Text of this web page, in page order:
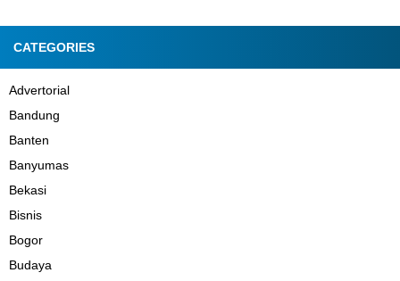
CATEGORIES
Advertorial
Bandung
Banten
Banyumas
Bekasi
Bisnis
Bogor
Budaya